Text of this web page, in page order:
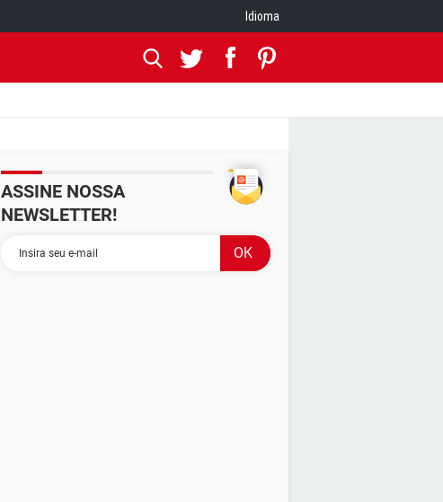
Idioma
ASSINE NOSSA
NEWSLETTER!